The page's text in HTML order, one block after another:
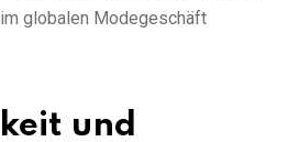
globalen Modegeschäft
und